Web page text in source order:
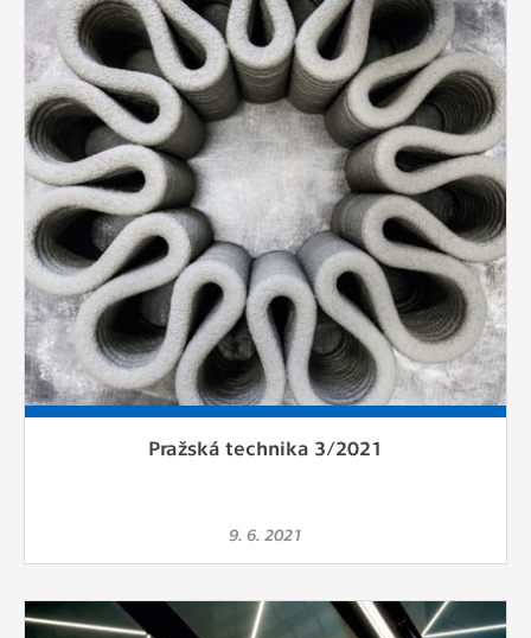
Pražská technika 3/2021
9. 6. 2021